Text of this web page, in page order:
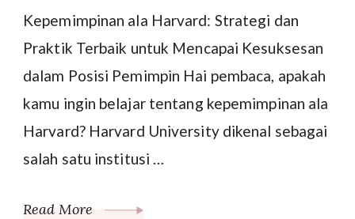
Kepemimpinan ala Harvard: Strategi dan
Praktik Terbaik untuk Mencapai Kesuksesan
dalam Posisi Pemimpin Hai pembaca, apakah
kamu ingin belajar tentang kepemimpinan ala
Harvard? Harvard University dikenal sebagai
salah satu institusi …
Read More